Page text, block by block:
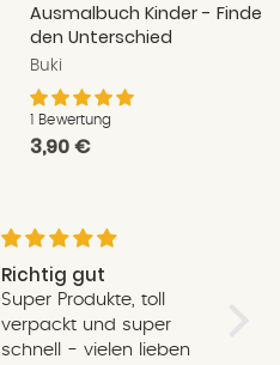
Ausmalbuch Kinder - Finde
den Unterschied
Buki
1 Bewertung
Normaler
3,90 €
Richtig gut
Super Produkte, toll
verpackt und super
schnell - vielen lieben